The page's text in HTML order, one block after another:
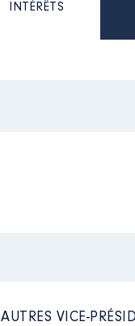
INTÉRÊTS
AUTRES VICE-